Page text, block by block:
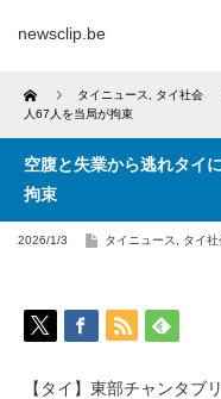
newsclip.be
Home タイニュース タイ社会
人67人を当局が拘束
空腹と失業から逃れタイ
拘束
2026/1/3 タイニュース タイ社
【タイ】東部チャンタブ